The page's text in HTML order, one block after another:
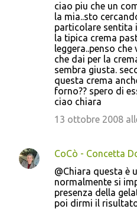
ciao piu che un
la mia..sto
particolare sentita
la tipica crema
leggera..penso
che dai per la
sembra giusta.
questa crema
forno?? spero di
ciao chiara
13 ottobre 2008
CoCò - Concetta
@Chiara questa è
normalmente si
presenza della
poi dirmi il